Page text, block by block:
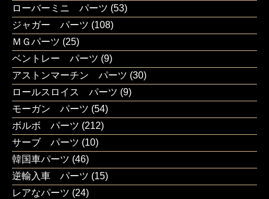
ローバーミニ パーツ (53)
ジャガー パーツ (108)
ＭＧパーツ (25)
ベントレー パーツ (9)
アストンマーチン パーツ (30)
ロールスロイス パーツ (9)
モーガン パーツ (54)
ボルボ パーツ (212)
サーブ パーツ (10)
韓国車パーツ (46)
逆輸入車 パーツ (15)
レアなパーツ (24)